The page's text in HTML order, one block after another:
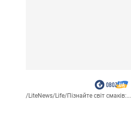
/LiteNews/Life/Пізнайте світ смаків:...